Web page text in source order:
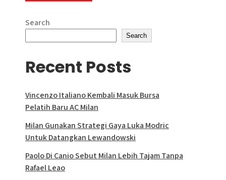
Search
Search
Recent Posts
Vincenzo Italiano Kembali Masuk Bursa
Pelatih Baru AC Milan
Milan Gunakan Strategi Gaya Luka Modric
Untuk Datangkan Lewandowski
Paolo Di Canio Sebut Milan Lebih Tajam Tanpa
Rafael Leao